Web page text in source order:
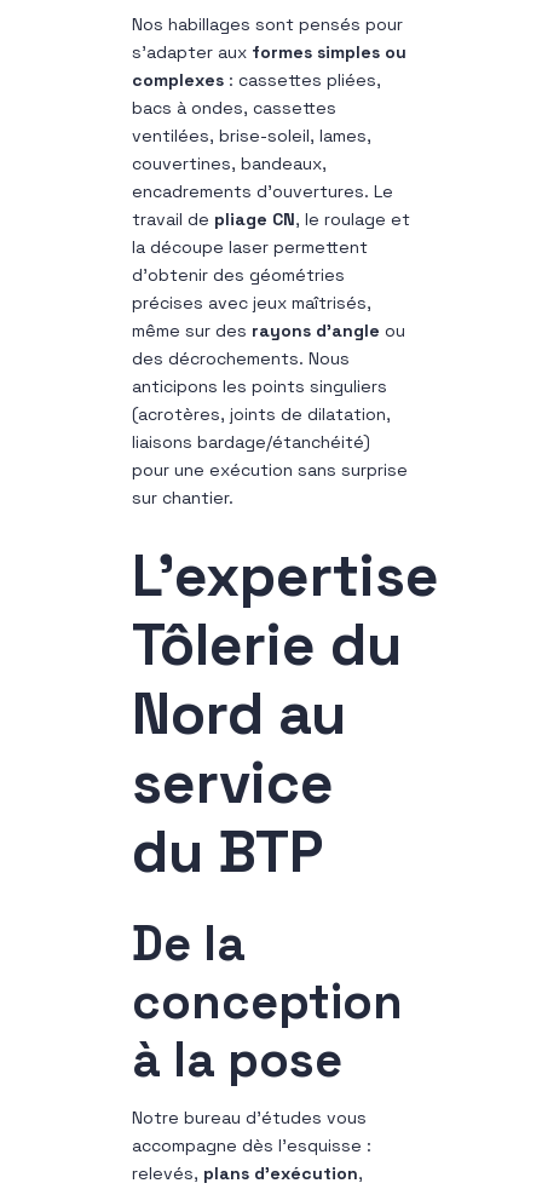
Nos habillages sont pensés pour
s’adapter aux formes simples ou
complexes : cassettes pliées,
bacs à ondes, cassettes
ventilées, brise-soleil, lames,
couvertines, bandeaux,
encadrements d’ouvertures. Le
travail de pliage CN, le roulage et
la découpe laser permettent
d’obtenir des géométries
précises avec jeux maîtrisés,
même sur des rayons d’angle ou
des décrochements. Nous
anticipons les points singuliers
(acrotères, joints de dilatation,
liaisons bardage/étanchéité)
pour une exécution sans surprise
sur chantier.
L’expertise
Tôlerie du
Nord au
service
du BTP
De la
conception
à la pose
Notre bureau d’études vous
accompagne dès l’esquisse :
relevés, plans d’exécution,